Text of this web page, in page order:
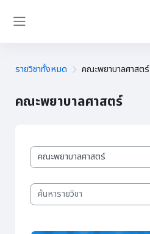
รายวิชาทั้งหมด คณะพยาบาลศาสตร์
คณะพยาบาลศาสตร์
ประเภทของรายวิชา
ค้นหารายวิชา